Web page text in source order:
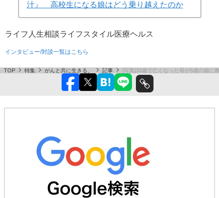
汁』 高校生になる娘はどう乗り越えたのか
ライフ 人生相談ライフスタイル医療ヘルス
インタビュー/対談一覧はこちら
TOP 特集 がんと共に生きる。 記事 [写真]33歳で亡くなった母が5歳の娘に